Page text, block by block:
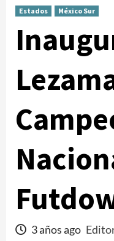
Estados México Sur
3 años ago